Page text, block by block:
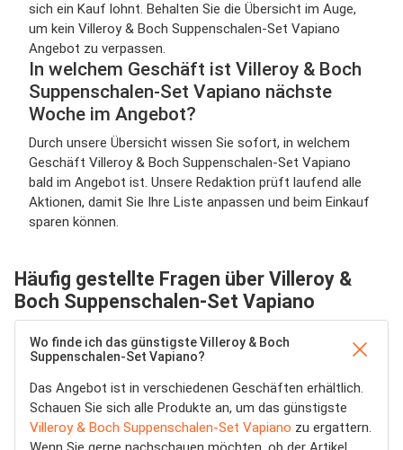
sich ein Kauf lohnt. Behalten Sie die Übersicht im Auge,
um kein Villeroy & Boch Suppenschalen-Set Vapiano
Angebot zu verpassen.
In welchem Geschäft ist Villeroy & Boch
Suppenschalen-Set Vapiano nächste
Woche im Angebot?
Durch unsere Übersicht wissen Sie sofort, in welchem
Geschäft Villeroy & Boch Suppenschalen-Set Vapiano
bald im Angebot ist. Unsere Redaktion prüft laufend alle
Aktionen, damit Sie Ihre Liste anpassen und beim Einkauf
sparen können.
Häufig gestellte Fragen über Villeroy &
Boch Suppenschalen-Set Vapiano
Wo finde ich das günstigste Villeroy & Boch
Suppenschalen-Set Vapiano?
Das Angebot ist in verschiedenen Geschäften erhältlich.
Schauen Sie sich alle Produkte an, um das günstigste
Villeroy & Boch Suppenschalen-Set Vapiano zu ergattern.